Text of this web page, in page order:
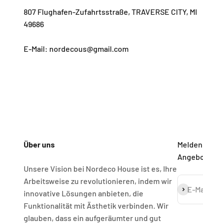
807 Flughafen-Zufahrtsstraße, TRAVERSE CITY, MI
49686
E-Mail: nordecous@gmail.com
Über uns
Unsere Vision bei Nordeco House ist es, Ihre
Arbeitsweise zu revolutionieren, indem wir
innovative Lösungen anbieten, die
Funktionalität mit Ästhetik verbinden. Wir
glauben, dass ein aufgeräumter und gut
E-